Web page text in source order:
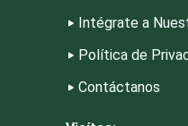
Intégrate a
Política de
Contáctanos